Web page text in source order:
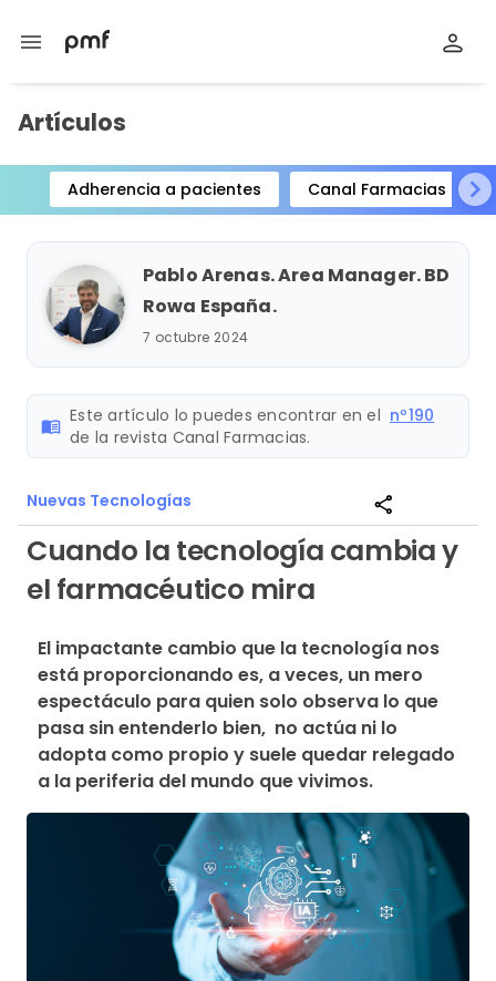
menu
Artículos
Adherencia a pacientes Canal Farmacias
Item
1
15
Pablo Arenas. Area Manager. BD
Rowa España.
7 octubre 2024
menu_book Este artículo lo puedes encontrar en el nº190
de la revista Canal Farmacias.
Nuevas Tecnologías share
Cuando la tecnología cambia y
el farmacéutico mira
El impactante cambio que la tecnología nos
está proporcionando es, a veces, un mero
espectáculo para quien solo observa lo que
pasa sin entenderlo bien,  no actúa ni lo
adopta como propio y suele quedar relegado
a la periferia del mundo que vivimos.